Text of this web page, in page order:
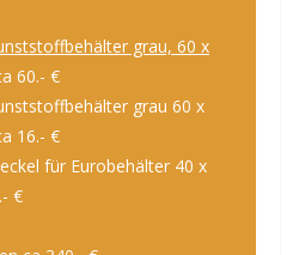
grau, 60 x
60.- €
grau 60 x
16.- €
für Eurobehälter 40 x
€